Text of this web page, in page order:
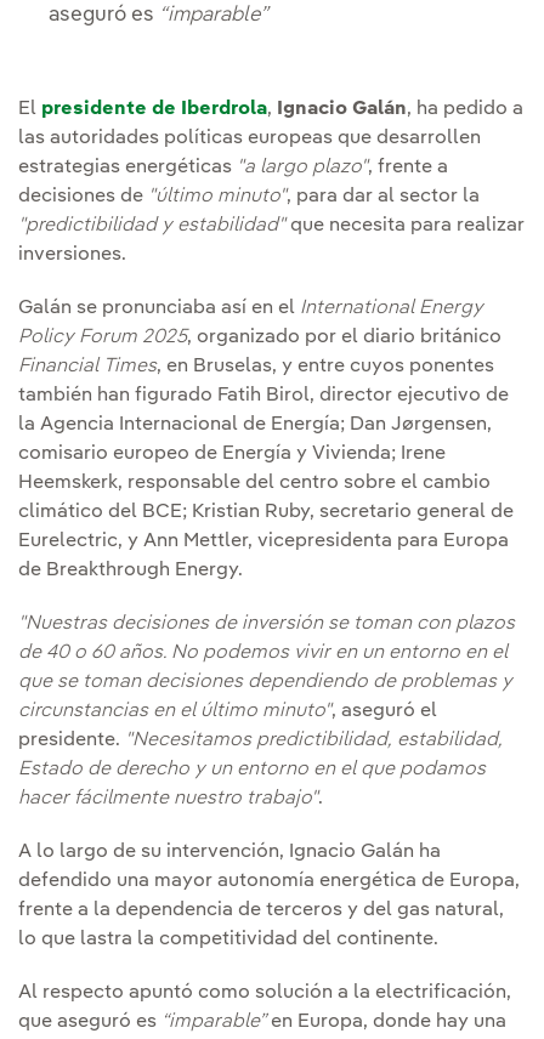
aseguró es “imparable”
El presidente de Iberdrola, Ignacio Galán, ha pedido a
las autoridades políticas europeas que desarrollen
estrategias energéticas "a largo plazo", frente a
decisiones de "último minuto", para dar al sector la
"predictibilidad y estabilidad"que necesita para realizar
inversiones.
Galán se pronunciaba así en el International Energy
Policy Forum 2025, organizado por el diario británico
Financial Times, en Bruselas, y entre cuyos ponentes
también han figurado Fatih Birol, director ejecutivo de
la Agencia Internacional de Energía; Dan Jørgensen,
comisario europeo de Energía y Vivienda; Irene
Heemskerk, responsable del centro sobre el cambio
climático del BCE; Kristian Ruby, secretario general de
Eurelectric, y Ann Mettler, vicepresidenta para Europa
de Breakthrough Energy.
"Nuestras decisiones de inversión se toman con plazos
de 40 o 60 años. No podemos vivir en un entorno en el
que se toman decisiones dependiendo de problemas y
circunstancias en el último minuto", aseguró el
presidente. "Necesitamos predictibilidad, estabilidad,
Estado de derecho y un entorno en el que podamos
hacer fácilmente nuestro trabajo".
A lo largo de su intervención, Ignacio Galán ha
defendido una mayor autonomía energética de Europa,
frente a la dependencia de terceros y del gas natural,
lo que lastra la competitividad del continente.
Al respecto apuntó como solución a la electrificación,
que aseguró es “imparable”en Europa, donde hay una